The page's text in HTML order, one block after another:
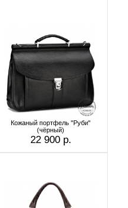
Кожаный портфель "Руби"
(чёрный)
22 900 р.